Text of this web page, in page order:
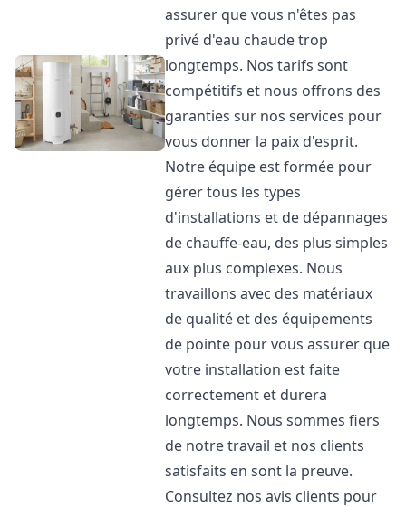
assurer que vous n'êtes pas
privé d'eau chaude trop
longtemps. Nos tarifs sont
compétitifs et nous offrons des
garanties sur nos services pour
vous donner la paix d'esprit.
Notre équipe est formée pour
gérer tous les types
d'installations et de dépannages
de chauffe-eau, des plus simples
aux plus complexes. Nous
travaillons avec des matériaux
de qualité et des équipements
de pointe pour vous assurer que
votre installation est faite
correctement et durera
longtemps. Nous sommes fiers
de notre travail et nos clients
satisfaits en sont la preuve.
Consultez nos avis clients pour